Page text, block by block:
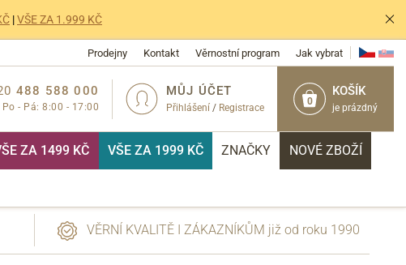
|VŠE ZA 1.999 KČ
Prodejny Kontakt Věrnostní program Jak vybrat
0
KOŠÍK
je prázdný
MŮJ ÚČET
Přihlášení / Registrace
488 588 000
Po - Pá: 8:00 - 17:00
ZA 1499 KČ VŠE ZA 1999 KČ ZNAČKY NOVÉ ZBOŽÍ
VĚRNÍ KVALITĚ I ZÁKAZNÍKŮM již od roku 1990